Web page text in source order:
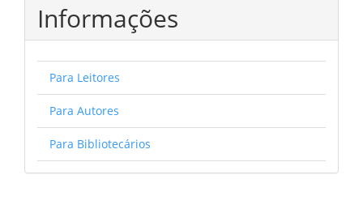
Informações
Para Leitores
Para Autores
Para Bibliotecários